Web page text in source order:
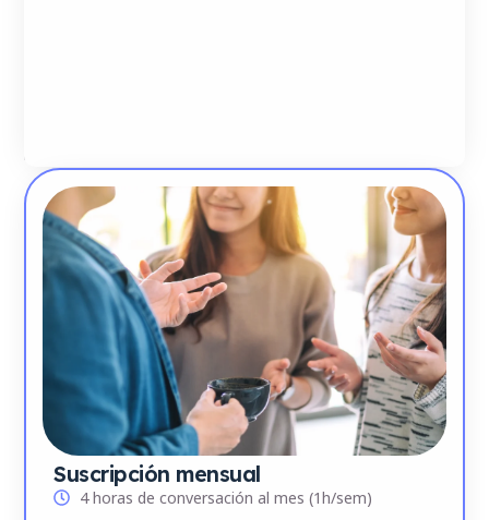
minuto.
Suscripción mensual
4 horas de conversación al mes (1h/sem)